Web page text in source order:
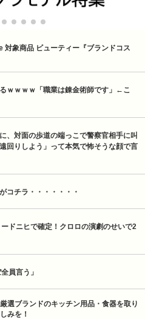
対象商品 ビューティー『ブランドコス
ｗｗｗｗ「職業は錬金術師です」←こ
、対面の歩道の端っこで警察官相手に叫
回りしよう」って本気で怖そうな顔で言
コチラ・・・・・・・
ドニヒで確定！クロロの演劇のせいで2
員言う」
ブランドのキッチン用品・食器を取り
みを！